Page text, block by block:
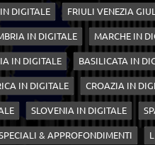
DIGITALE FRIULI VENEZIA
IN DIGITALE MARCHE IN
IN DIGITALE BASILICATA IN
IN DIGITALE CROAZIA IN
SLOVENIA IN DIGITALE
& APPROFONDIMENTI